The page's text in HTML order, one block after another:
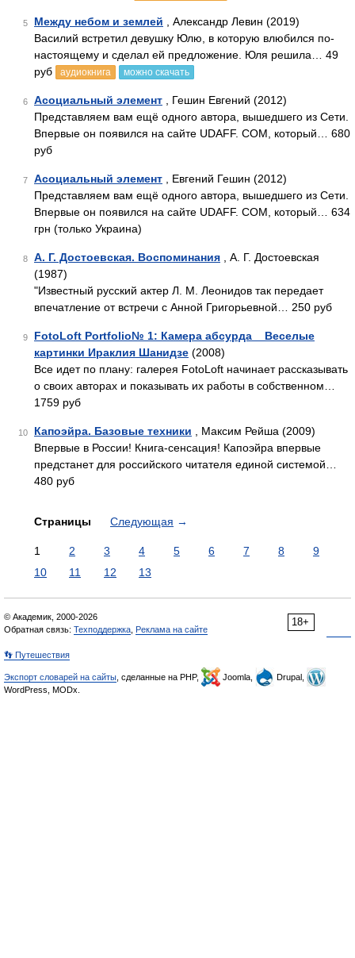
5 Между небом и землей , Александр Левин (2019)
Василий встретил девушку Юлю, в которую влюбился по-
настоящему и сделал ей предложение. Юля решила… 49
руб
аудиокнига можно скачать
6 Асоциальный элемент , Гешин Евгений (2012)
Представляем вам ещё одного автора, вышедшего из Сети.
Впервые он появился на сайте UDAFF. СОМ, который… 680
руб
7 Асоциальный элемент , Евгений Гешин (2012)
Представляем вам ещё одного автора, вышедшего из Сети.
Впервые он появился на сайте UDAFF. СОМ, который… 634
грн (только Украина)
8 А. Г. Достоевская. Воспоминания , А. Г. Достоевская
(1987)
"Известный русский актер Л. М. Леонидов так передает
впечатление от встречи с Анной Григорьевной… 250 руб
9
FotoLoft Portfolio№ 1: Камера абсурда _ Веселые
картинки Ираклия Шанидзе (2008)
Все идет по плану: галерея FotoLoft начинает рассказывать
о своих авторах и показывать их работы в собственном…
1759 руб
10 Капоэйра. Базовые техники , Максим Рейша (2009)
Впервые в России! Книга-сенсация! Капоэйра впервые
предстанет для российского читателя единой системой…
480 руб
Страницы Следующая →
1 2 3 4 5 6 7 8
9
10
11 12 13
18+
© Академик, 2000-2026
Обратная связь: Техподдержка Реклама на сайте
👣 Путешествия
Экспорт словарей на сайты , сделанные на PHP, Joomla,
Drupal,
WordPress, MODx.